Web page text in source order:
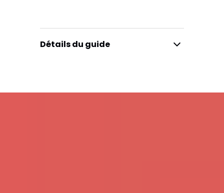
Détails du guide
par Léa Lamolie et Emma Luu Duc.